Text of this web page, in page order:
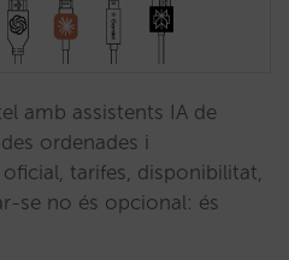
amb assistents IA de
ordenades i
tarifes, disponibilitat,
se no és opcional: és